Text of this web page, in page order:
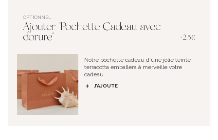
OPTIONNEL
Ajouter "Pochette Cadeau avec
dorure"
+2.5€
Notre pochette cadeau d'une jolie teinte
terracotta emballera à merveille votre
cadeau.
J’AJOUTE